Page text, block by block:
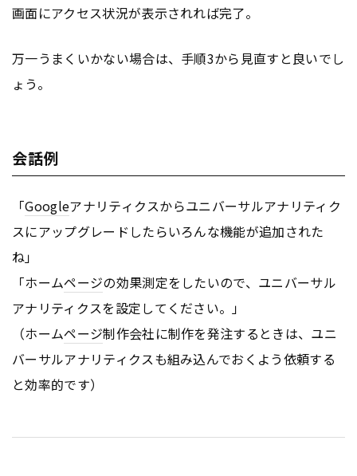
画面にアクセス状況が表示されれば完了。
万一うまくいかない場合は、手順3から見直すと良いでし
ょう。
会話例
「Googleアナリティクスからユニバーサルアナリティク
スにアップグレードしたらいろんな機能が追加された
ね」
「ホームページの効果測定をしたいので、ユニバーサル
アナリティクスを設定してください。」
（ホームページ制作会社に制作を発注するときは、ユニ
バーサルアナリティクスも組み込んでおくよう依頼する
と効率的です）